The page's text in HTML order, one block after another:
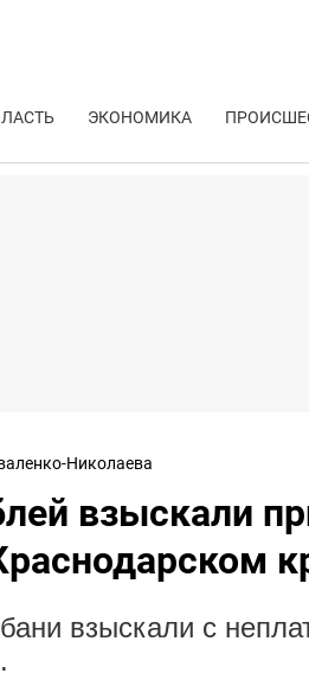
ЭКОНОМИКА
Николаева
взыскали
взыскали с